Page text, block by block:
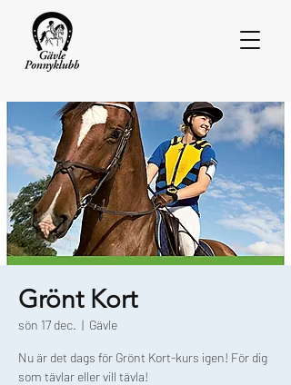
Grönt Kort
sön 17 dec.
  |
Gävle
Nu är det dags för Grönt Kort-kurs igen! För dig
som tävlar eller vill tävla!